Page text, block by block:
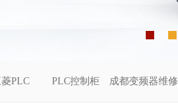
PLC PLC控制柜 成都变频器维修